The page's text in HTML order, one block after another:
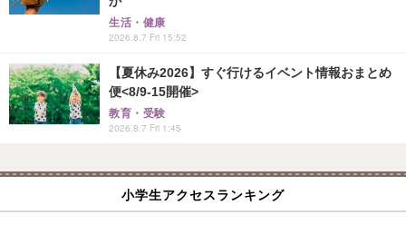
生活・健康
2026.8.7 Fri 15:52
【夏休み2026】すぐ行けるイベント情報おまとめ
便<8/9-15開催>
教育・受験
2026.8.7 Fri 1:45
小学生アクセスランキング